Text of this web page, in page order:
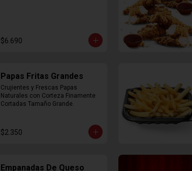
$6.690
Papas Fritas Grandes
Crujientes y Frescas Papas
Naturales con Corteza Finamente
Cortadas Tamaño Grande.
$2.350
Empanadas De Queso